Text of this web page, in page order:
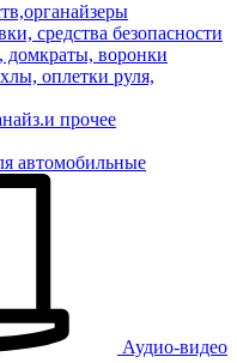
средства безопасности
домкраты, воронки
оплетки руля,
прочее
автомобильные
Аудио-видео